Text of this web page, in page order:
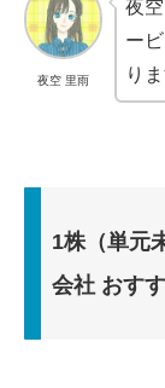
夜空 里雨
夜
ー
り
1株（単元
会社 おす